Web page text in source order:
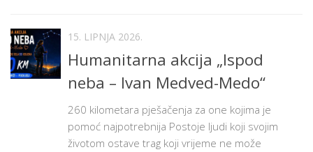
15. LIPNJA 2026.
Humanitarna akcija „Ispod
neba – Ivan Medved-Medo“
260 kilometara pješačenja za one kojima je
pomoć najpotrebnija Postoje ljudi koji svojim
životom ostave trag koji vrijeme ne može